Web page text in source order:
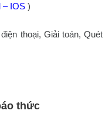
– IOS )
thoại, Giải toán, Quét
thức